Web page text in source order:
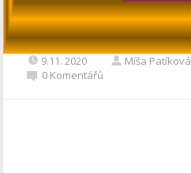
9.11. 2020 Míša Patíková
0 Komentářů